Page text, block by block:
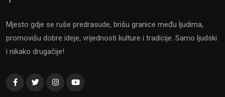
Mjesto gdje se ruše predrasude, brišu granice među ljudima,
promovišu dobre ideje, vrijednosti kulture i tradicije. Samo ljudski
i nikako drugačije!